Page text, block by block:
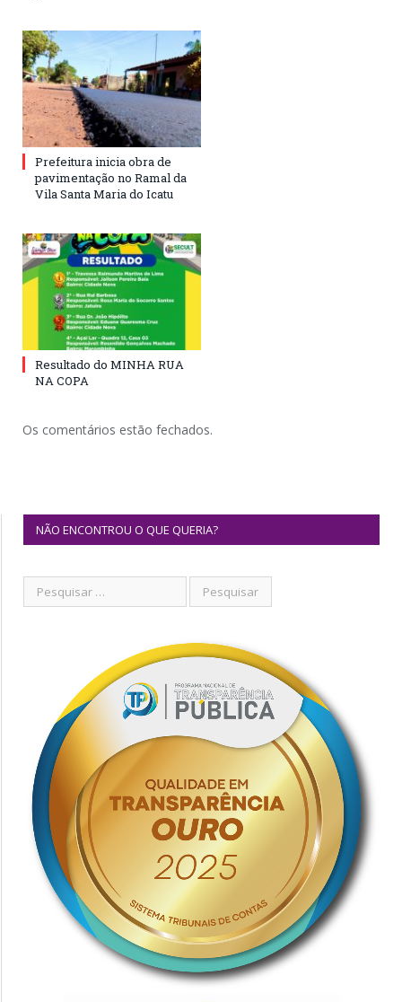
Prefeitura inicia obra de
pavimentação no Ramal da
Vila Santa Maria do Icatu
Resultado do MINHA RUA
NA COPA
Os comentários estão fechados.
NÃO ENCONTROU O QUE QUERIA?